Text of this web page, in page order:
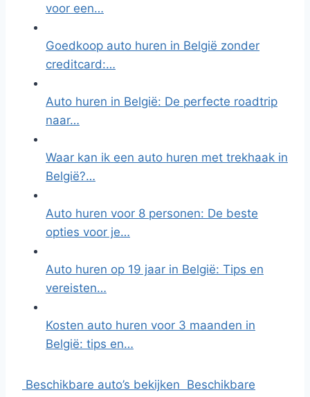
voor een…
Goedkoop auto huren in België zonder
creditcard:…
Auto huren in België: De perfecte roadtrip
naar…
Waar kan ik een auto huren met trekhaak in
België?…
Auto huren voor 8 personen: De beste
opties voor je…
Auto huren op 19 jaar in België: Tips en
vereisten…
Kosten auto huren voor 3 maanden in
België: tips en…
Beschikbare auto’s bekijken Beschikbare